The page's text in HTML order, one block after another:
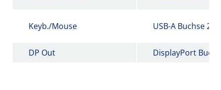
Keyb./Mouse USB-A Buchse 2.0
DP Out DisplayPort